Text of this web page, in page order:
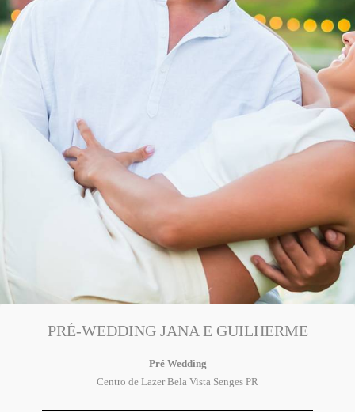
PRÉ-WEDDING JANA E GUILHERME
Pré Wedding
Centro de Lazer Bela Vista Senges PR